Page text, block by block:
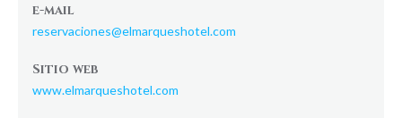
e-mail
reservaciones@elmarqueshotel.com
Sitio web
www.elmarqueshotel.com